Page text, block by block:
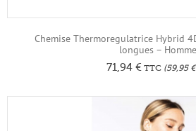
Chemise Thermoregulatrice Hybrid
longues – Homme
71,94 € TTC (59,95 €